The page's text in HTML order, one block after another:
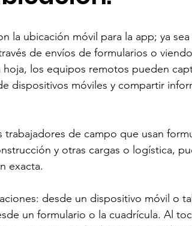
trabajo híbrido Marketing
estratégica de objeti Herramientas
de colaboración en lín Control
la ubicación móvil para la app; ya
de envíos de formularios o
hoja, los equipos remotos pueden
dispositivos móviles y compartir
de campo que usan
y otras cargas o logística,
exacta.
desde un dispositivo móvil o
un formulario o la cuadrícula. Al